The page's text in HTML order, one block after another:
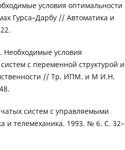
условия оптимальности
Гурса–Дарбу // Автоматика и
условия
с переменной структурой и
// Тр. ИПМ. и М И.Н.
систем с управляемыми
и телемеханика. 1993. № 6. С. 32–